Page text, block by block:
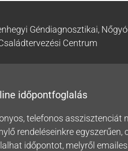
Géndiagnosztikai,
Centrum
időpontfoglalás
telefonos asszisztenciát
rendeléseinkre egyszerűen,
időpontot, melyről emailes